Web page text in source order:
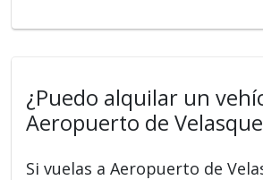
¿Puedo alquilar un
Aeropuerto de
Si vuelas a Aeropuerto de